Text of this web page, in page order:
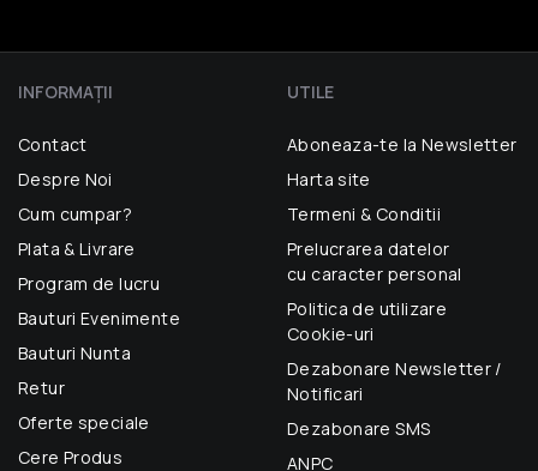
INFORMAŢII
Contact
Despre Noi
Cum cumpar?
Plata & Livrare
Program de lucru
Bauturi Evenimente
Bauturi Nunta
Retur
Oferte speciale
Cere Produs
UTILE
Aboneaza-te la Newsletter
Harta site
Termeni & Conditii
Prelucrarea datelor
cu caracter personal
Politica de utilizare
Cookie-uri
Dezabonare Newsletter /
Notificari
Dezabonare SMS
ANPC